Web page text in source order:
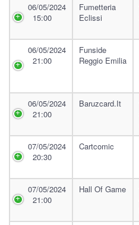
06/05/2024
15:00
Fumetteria
Eclissi
06/05/2024
21:00
Funside
Reggio Emilia
06/05/2024
21:00
Baruzcard.it
07/05/2024
20:30
Cartcomic
07/05/2024
21:00
Hall Of Game